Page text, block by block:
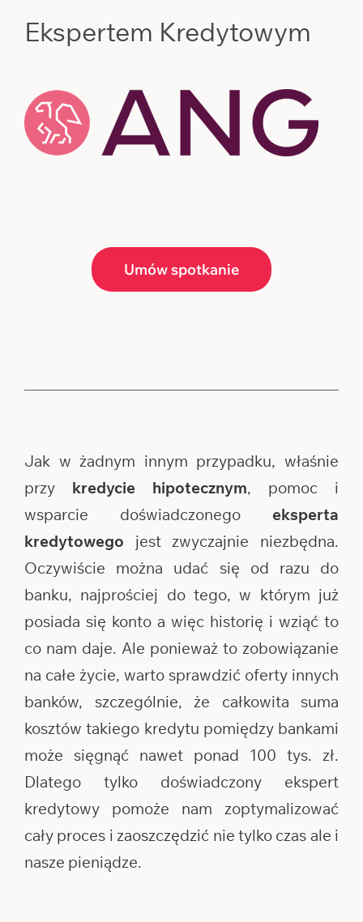
Ekspertem Kredytowym
Umów spotkanie
Jak w żadnym innym przypadku, właśnie
przy kredycie hipotecznym, pomoc i
wsparcie doświadczonego eksperta
kredytowego jest zwyczajnie niezbędna.
Oczywiście można udać się od razu do
banku, najprościej do tego, w którym już
posiada się konto a więc historię i wziąć to
co nam daje. Ale ponieważ to zobowiązanie
na całe życie, warto sprawdzić oferty innych
banków, szczególnie, że całkowita suma
kosztów takiego kredytu pomiędzy bankami
może sięgnąć nawet ponad 100 tys. zł.
Dlatego tylko doświadczony ekspert
kredytowy pomoże nam zoptymalizować
cały proces i zaoszczędzić nie tylko czas ale i
nasze pieniądze.